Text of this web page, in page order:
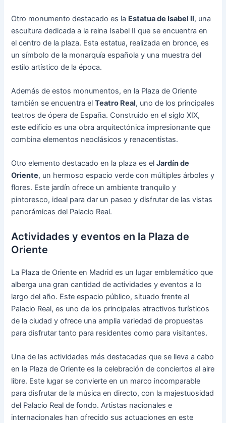
Otro monumento destacado es la Estatua de Isabel II, una
escultura dedicada a la reina Isabel II que se encuentra en
el centro de la plaza. Esta estatua, realizada en bronce, es
un símbolo de la monarquía española y una muestra del
estilo artístico de la época.
Además de estos monumentos, en la Plaza de Oriente
también se encuentra elTeatro Real, uno de los principales
teatros de ópera de España. Construido en el siglo XIX,
este edificio es una obra arquitectónica impresionante que
combina elementos neoclásicos y renacentistas.
Otro elemento destacado en la plaza es elJardín de
Oriente, un hermoso espacio verde con múltiples árboles y
flores. Este jardín ofrece un ambiente tranquilo y
pintoresco, ideal para dar un paseo y disfrutar de las vistas
panorámicas del Palacio Real.
Actividades y eventos en la Plaza de
Oriente
La Plaza de Oriente en Madrid es un lugar emblemático que
alberga una gran cantidad de actividades y eventos a lo
largo del año. Este espacio público, situado frente al
Palacio Real, es uno de los principales atractivos turísticos
de la ciudad y ofrece una amplia variedad de propuestas
para disfrutar tanto para residentes como para visitantes.
Una de las actividades más destacadas que se lleva a cabo
en la Plaza de Oriente es la celebración de conciertos al aire
libre. Este lugar se convierte en un marco incomparable
para disfrutar de la música en directo, con la majestuosidad
del Palacio Real de fondo. Artistas nacionales e
internacionales han ofrecido sus actuaciones en este